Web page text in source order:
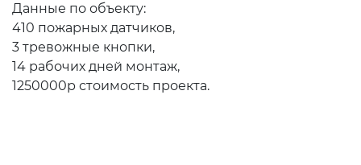
Данные по объекту:
410 пожарных датчиков,
3 тревожные кнопки,
14 рабочих дней монтаж,
1250000р стоимость проекта.